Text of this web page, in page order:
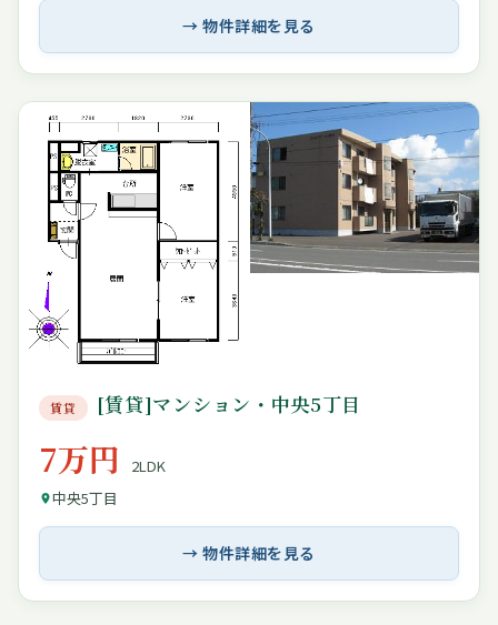
→ 物件詳細を見る
賃貸 [賃貸]マンション・中央5丁目
7万円
2LDK
中央5丁目
→ 物件詳細を見る